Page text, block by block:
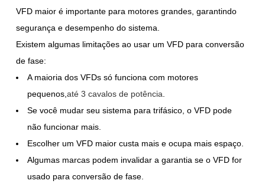
VFD maior é importante para motores grandes, garantindo
segurança e desempenho do sistema.
Existem algumas limitações ao usar um VFD para conversão
de fase:
A maioria dos VFDs só funciona com motores
pequenos,até 3 cavalos de potência
Se você mudar seu sistema para trifásico, o VFD pode
não funcionar mais.
Escolher um VFD maior custa mais e ocupa mais espaço.
Algumas marcas podem invalidar a garantia se o VFD for
usado para conversão de fase.